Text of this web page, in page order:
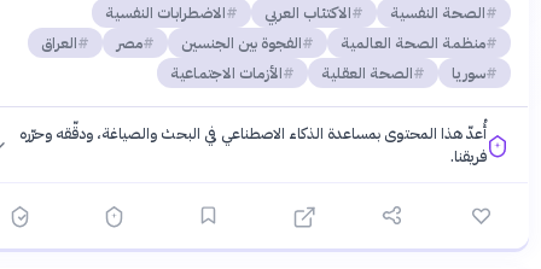
الصحة النفسية الاكتئاب العربي
الاضطرابات النفسية
منظمة الصحة العالمية
الفجوة بين الجنسين مصر
العراق
سوريا
الصحة العقلية الأزمات الاجتماعية
أُعدّ هذا المحتوى بمساعدة الذكاء الاصطناعي في البحث والصياغة، ودقّقه وحرّره
فريقنا.